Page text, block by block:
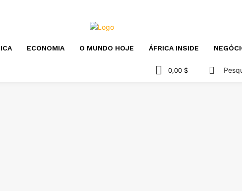
ECONOMIA O MUNDO HOJE ÁFRICA INSIDE
0,00 $